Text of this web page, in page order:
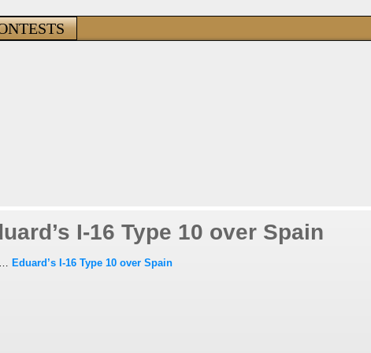
I-16 Type 10 over Spain
Eduard’s I-16 Type 10 over Spain